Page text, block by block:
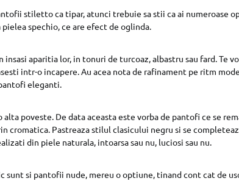
stiletto ca tipar, atunci trebuie sa stii ca ai numeroase
spechio, ce are efect de oglinda.
insasi aparitia lor, in tonuri de turcoaz, albastru sau fard. Te
intr-o incapere. Au acea nota de rafinament pe ritm
eleganti.
alta poveste. De data aceasta este vorba de pantofi ce se
cromatica. Pastreaza stilul clasicului negru si se
din piele naturala, intoarsa sau nu, luciosi sau nu.
sunt si pantofii nude, mereu o optiune, tinand cont cat de